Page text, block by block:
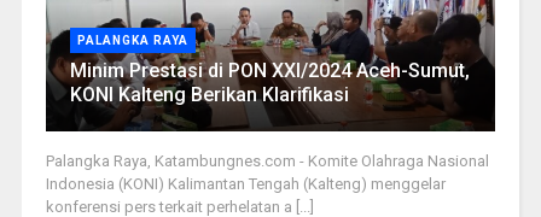
PALANGKA RAYA
Minim Prestasi di PON XXI/2024 Aceh-Sumut,
KONI Kalteng Berikan Klarifikasi
Palangka Raya, Katambungnes.com - Komite Olahraga Nasional
Indonesia (KONI) Kalimantan Tengah (Kalteng) menggelar
konferensi pers terkait perhelatan a [...]